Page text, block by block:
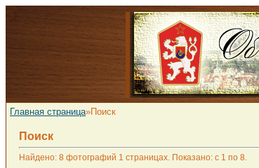
Главная страница»Поиск
Поиск
Найдено: 8 фотографий 1 страницах. Показано: с 1 по 8.